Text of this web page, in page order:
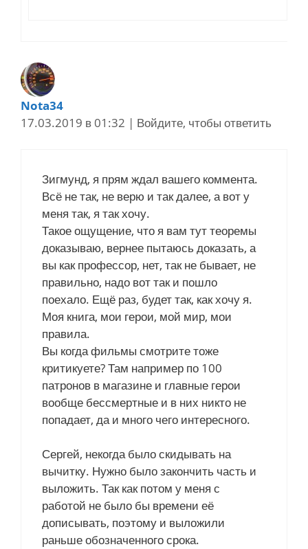
Nota34
17.03.2019 в 01:32 | Войдите, чтобы ответить
Зигмунд, я прям ждал вашего коммента.
Всё не так, не верю и так далее, а вот у
меня так, я так хочу.
Такое ощущение, что я вам тут теоремы
доказываю, вернее пытаюсь доказать, а
вы как профессор, нет, так не бывает, не
правильно, надо вот так и пошло
поехало. Ещё раз, будет так, как хочу я.
Моя книга, мои герои, мой мир, мои
правила.
Вы когда фильмы смотрите тоже
критикуете? Там например по 100
патронов в магазине и главные герои
вообще бессмертные и в них никто не
попадает, да и много чего интересного.
Сергей, некогда было скидывать на
вычитку. Нужно было закончить часть и
выложить. Так как потом у меня с
работой не было бы времени её
дописывать, поэтому и выложили
раньше обозначенного срока.